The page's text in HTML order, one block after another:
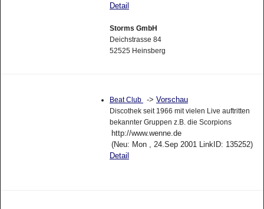
Detail
Storms GmbH
Deichstrasse 84
52525 Heinsberg
Beat Club -> Vorschau
Discothek seit 1966 mit vielen Live auftritten
bekannter Gruppen z.B. die Scorpions
http://www.wenne.de
(Neu: Mon , 24.Sep 2001 LinkID: 135252)
Detail